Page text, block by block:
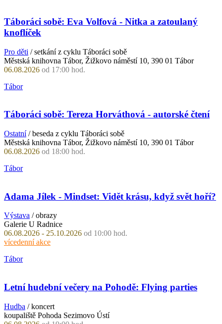
Táboráci sobě: Eva Volfová - Nitka a zatoulaný
knoflíček
Pro děti / setkání z cyklu Táboráci sobě
Městská knihovna Tábor, Žižkovo náměstí 10, 390 01 Tábor
06.08.2026 od 17:00 hod.
Tábor
Táboráci sobě: Tereza Horváthová - autorské čtení
Ostatní/ beseda z cyklu Táboráci sobě
Městská knihovna Tábor, Žižkovo náměstí 10, 390 01 Tábor
06.08.2026 od 18:00 hod.
Tábor
Adama Jílek - Mindset: Vidět krásu, když svět hoří?
Výstava / obrazy
Galerie U Radnice
06.08.2026 - 25.10.2026 od 10:00 hod.
vícedenní akce
Tábor
Letní hudební večery na Pohodě: Flying parties
Hudba / koncert
koupaliště Pohoda Sezimovo Ústí